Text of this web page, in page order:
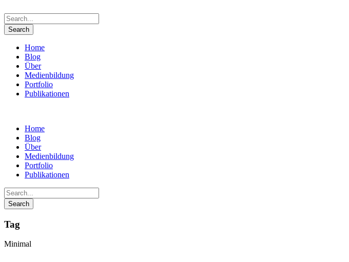
Home
Blog
Über
Medienbildung
Portfolio
Publikationen
Home
Blog
Über
Medienbildung
Portfolio
Publikationen
Tag
Minimal